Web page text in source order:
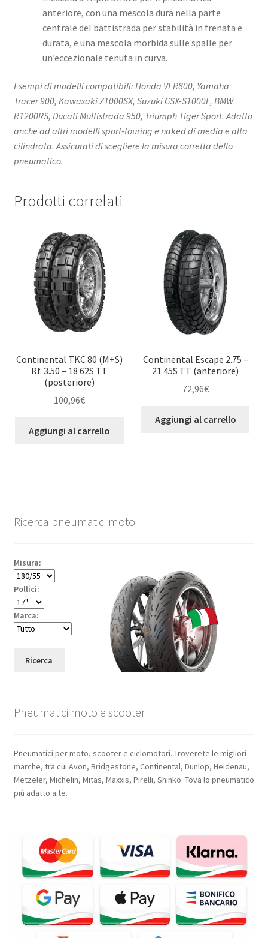
anteriore, con una mescola dura nella parte
centrale del battistrada per stabilità in frenata e
durata, e una mescola morbida sulle spalle per
un’eccezionale tenuta in curva. ​
Esempi di modelli compatibili: Honda VFR800, Yamaha
Tracer 900, Kawasaki Z1000SX, Suzuki GSX-S1000F, BMW
R1200RS, Ducati Multistrada 950, Triumph Tiger Sport. Adatto
anche ad altri modelli sport-touring e naked di media e alta
cilindrata. Assicurati di scegliere la misura corretta dello
pneumatico.​
Prodotti correlati
Continental TKC 80 (M+S)
Rf. 3.50 – 18 62S TT
(posteriore)
100,96€
Aggiungi al carrello
Continental Escape 2.75 –
21 45S TT (anteriore)
72,96€
Aggiungi al carrello
Ricerca pneumatici moto
Misura:
Pollici:
Marca:
Ricerca
Pneumatici moto e scooter
Pneumatici per moto, scooter e ciclomotori. Troverete le migliori
marche, tra cui Avon, Bridgestone, Continental, Dunlop, Heidenau,
Metzeler, Michelin, Mitas, Maxxis, Pirelli, Shinko. Tova lo pneumatico
più adatto a te.